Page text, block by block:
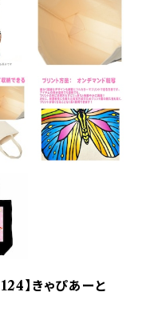
】きゃぴあーと